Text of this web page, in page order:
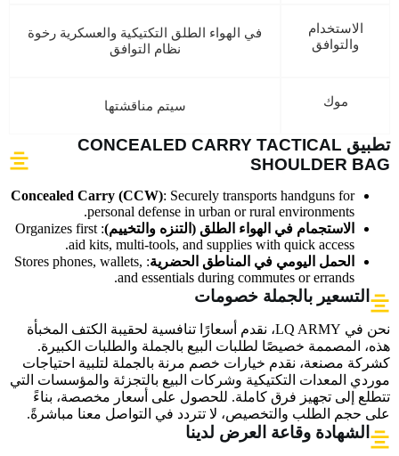
الاستخدام
والتوافق
في الهواء الطلق التكتيكية والعسكرية رخوة
نظام التوافق
موك سيتم مناقشتها
تطبيق CONCEALED CARRY TACTICAL
SHOULDER BAG
Concealed Carry (CCW): Securely transports handguns for
personal defense in urban or rural environments.
الاستجمام في الهواء الطلق (التنزه والتخييم) : Organizes first
aid kits, multi-tools, and supplies with quick access.
الحمل اليومي في المناطق الحضرية : Stores phones, wallets,
and essentials during commutes or errands.
التسعير بالجملة خصومات
نحن في LQ ARMY، نقدم أسعارًا تنافسية لحقيبة الكتف المخبأة
هذه، المصممة خصيصًا لطلبات البيع بالجملة والطلبات الكبيرة.
كشركة مصنعة، نقدم خيارات خصم مرنة بالجملة لتلبية احتياجات
موردي المعدات التكتيكية وشركات البيع بالتجزئة والمؤسسات التي
تتطلع إلى تجهيز فرق كاملة. للحصول على أسعار مخصصة، بناءً
على حجم الطلب والتخصيص، لا تتردد في التواصل معنا مباشرةً.
الشهادة وقاعة العرض لدينا